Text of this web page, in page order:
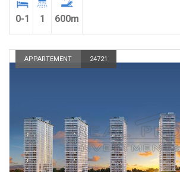
0-1 1 600m
APPARTEMENT 24721